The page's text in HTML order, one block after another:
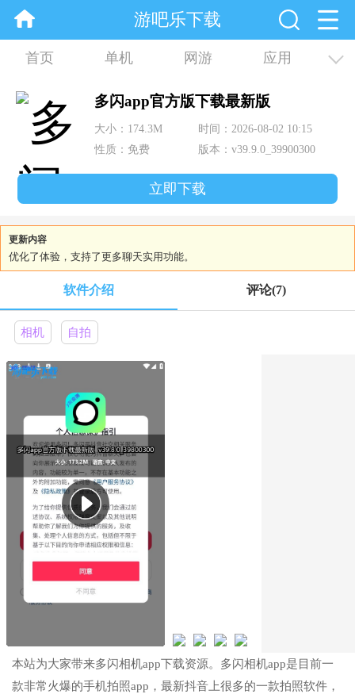
游吧乐下载
首页 单机 网游 应用
资讯 合集
多闪app官方版下载最新版
大小：174.3M
时间：2026-08-02 10:15
性质：免费
版本：v39.9.0_39900300
立即下载
更新内容
优化了体验，支持了更多聊天实用功能。
软件介绍 评论(7)
相机 自拍
本站为大家带来多闪相机app下载资源。多闪相机app是目前一
款非常火爆的手机拍照app，最新抖音上很多的一款拍照软件，